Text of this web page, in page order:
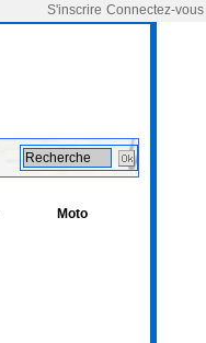
Connectez-vous
S'inscrire
Moto